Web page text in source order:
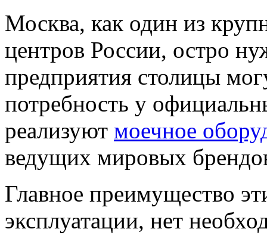
Москва, как один из
центров России, остро
предприятия столицы
потребность у
реализуют моечное
ведущих мировых
Главное преимущество
эксплуатации, нет